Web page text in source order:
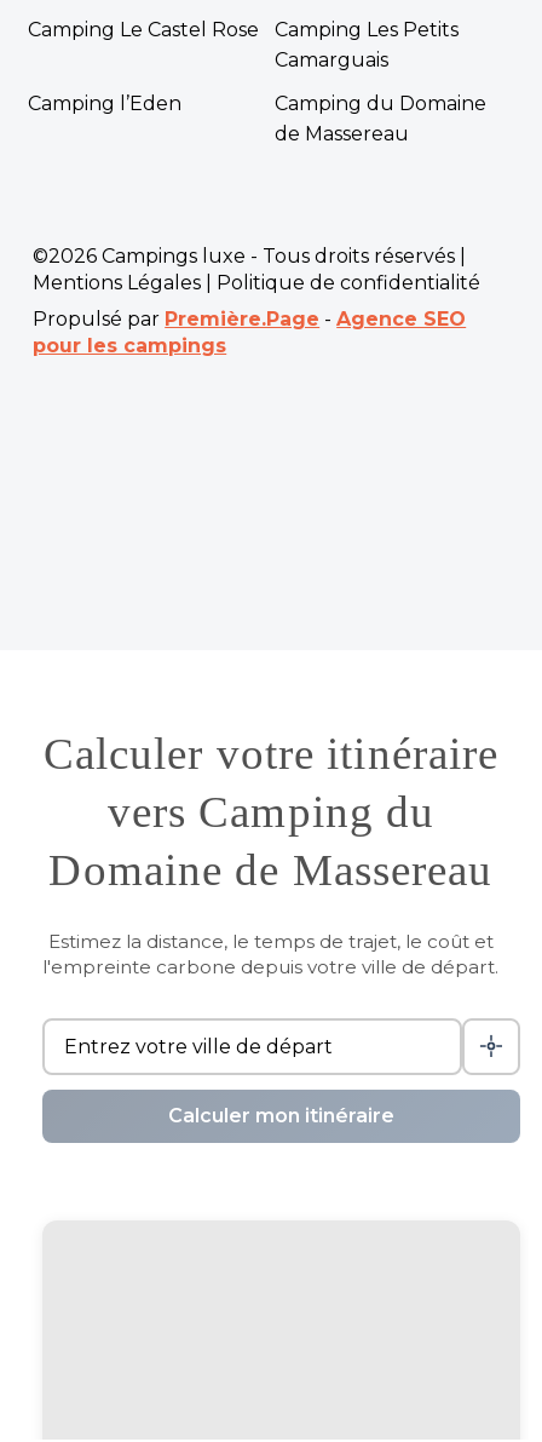
Camping Le Castel Rose
Camping Les Petits
Camarguais
Camping l’Eden
Camping du Domaine
de Massereau
©2026 Campings luxe - Tous droits réservés |
Mentions Légales
Politique de confidentialité
Propulsé par Première.Page -Agence SEO
pour les campings
Calculer votre itinéraire
vers Camping du
Domaine de Massereau
Estimez la distance, le temps de trajet, le coût et
l'empreinte carbone depuis votre ville de départ.
Calculer mon itinéraire